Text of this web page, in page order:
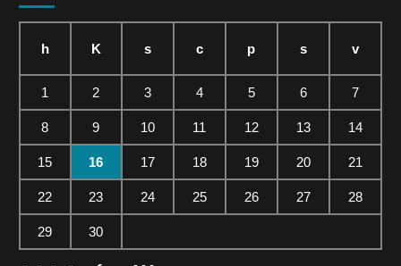
h K s c p s v
1 2 3 4 5 6 7
8 9 10 11 12 13 14
15 16 17 18 19 20 21
22 23 24 25 26 27 28
29 30